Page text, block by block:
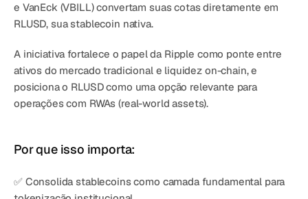
e VanEck (VBILL) convertam suas cotas diretamente em
RLUSD, sua stablecoin nativa.
A iniciativa fortalece o papel da Ripple como ponte entre
ativos do mercado tradicional e liquidez on-chain, e
posiciona o RLUSD como uma opção relevante para
operações com RWAs (real-world assets).
Por que isso importa:
✅ Consolida stablecoins como camada fundamental para